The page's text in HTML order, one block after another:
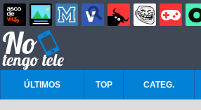
ÚLTIMOS TOP CATEG.